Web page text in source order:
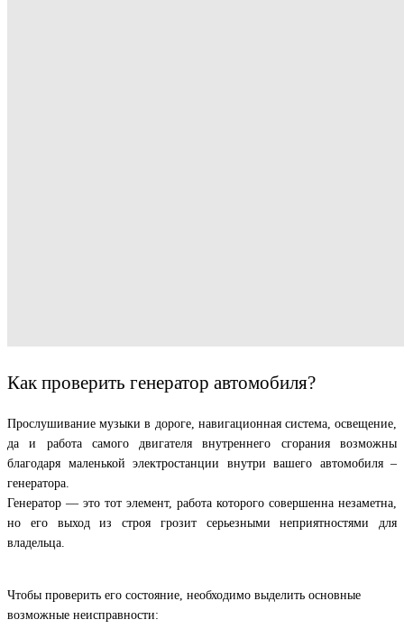
Как проверить генератор автомобиля?
Прослушивание музыки в дороге, навигационная система, освещение,
да и работа самого двигателя внутреннего сгорания возможны
благодаря маленькой электростанции внутри вашего автомобиля –
генератора.
Генератор — это тот элемент, работа которого совершенна незаметна,
но его выход из строя грозит серьезными неприятностями для
владельца.
Чтобы проверить его состояние, необходимо выделить основные
возможные неисправности: